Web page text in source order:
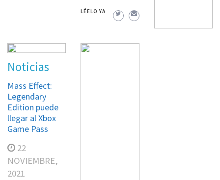
LÉELO YA
Noticias
Mass Effect:
Legendary
Edition puede
llegar al Xbox
Game Pass
22
NOVIEMBRE,
2021